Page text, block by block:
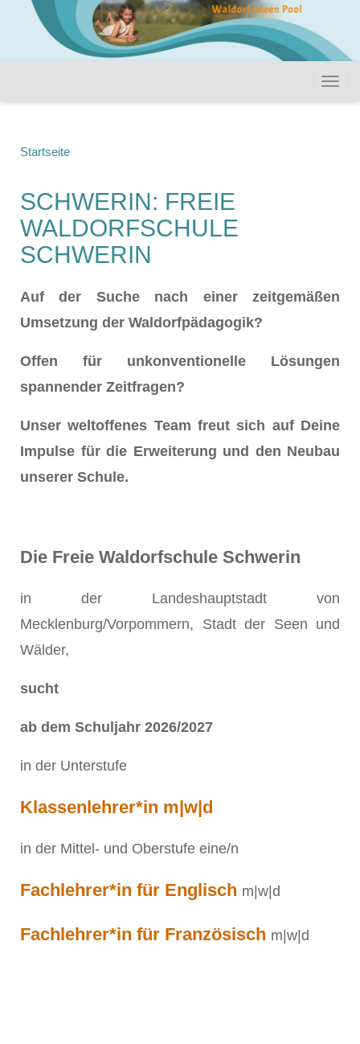
Startseite
SCHWERIN: FREIE
WALDORFSCHULE
SCHWERIN
Auf der Suche nach einer zeitgemäßen
Umsetzung der Waldorfpädagogik?
Offen für unkonventionelle Lösungen
spannender Zeitfragen?
Unser weltoffenes Team freut sich auf Deine
Impulse für die Erweiterung und den Neubau
unserer Schule.
Die Freie Waldorfschule Schwerin
in der Landeshauptstadt von
Mecklenburg/Vorpommern, Stadt der Seen und
Wälder,
sucht
ab dem Schuljahr 2026/2027
in der Unterstufe
Klassenlehrer*in m|w|d
in der Mittel- und Oberstufe eine/n
Fachlehrer*in für Englisch m|w|d
Fachlehrer*in für Französisch m|w|d